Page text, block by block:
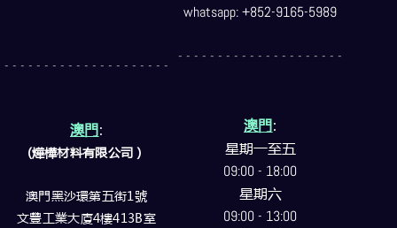
- - - - - - - - - - - - - - - - - - - - -
澳門:
(燁樺材料有限公司）
澳門黑沙環第五街1號
文豐工業大廈4樓413B室
whatsapp: +852-9165-5989
- - - - - - - - - - - - - - - - - - - - -
澳門:
星期一至五
09:00 - 18:00
星期六
09:00 - 13:00